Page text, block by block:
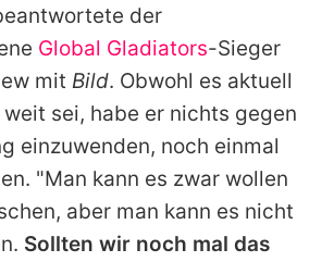
der
Global Gladiators-Sieger
mit Bild. Obwohl es aktuell
sei, habe er nichts gegen
einzuwenden, noch einmal
"Man kann es zwar wollen
aber man kann es nicht
Sollten wir noch mal das